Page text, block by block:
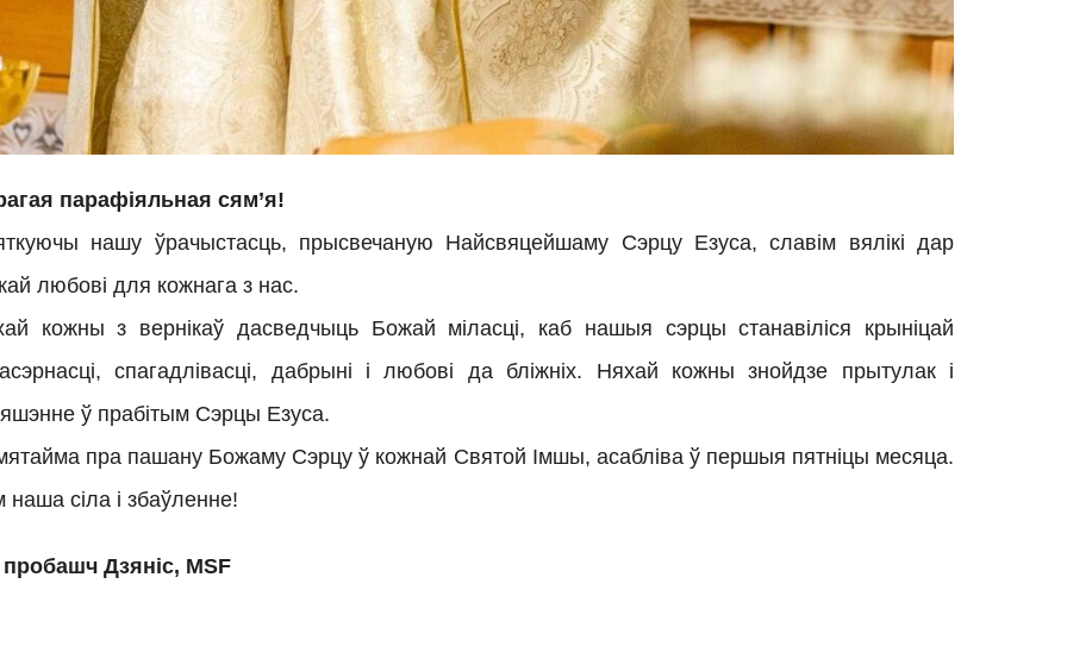
парафіяльная сям’я!
нашу ўрачыстасць, прысвечаную Найсвяцейшаму Сэрцу Езуса, славім вялікі дар
любові для кожнага з нас.
кожны з вернікаў дасведчыць Божай міласці, каб нашыя сэрцы станавіліся крыніцай
спагадлівасці, дабрыні і любові да бліжніх. Няхай кожны знойдзе прытулак і
ў прабітым Сэрцы Езуса.
пра пашану Божаму Сэрцу ў кожнай Святой Імшы, асабліва ў першыя пятніцы месяца.
наша сіла і збаўленне!
пробашч Дзяніс, MSF